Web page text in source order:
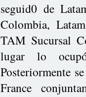
seguid0 de
Colombia,
TAM Sucursal
lugar lo
Posteriormente
France